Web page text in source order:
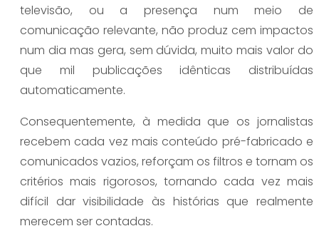
televisão, ou a presença num meio de
comunicação relevante, não produz cem impactos
num dia mas gera, sem dúvida, muito mais valor do
que mil publicações idênticas distribuídas
automaticamente.
Consequentemente, à medida que os jornalistas
recebem cada vez mais conteúdo pré-fabricado e
comunicados vazios, reforçam os filtros e tornam os
critérios mais rigorosos, tornando cada vez mais
difícil dar visibilidade às histórias que realmente
merecem ser contadas.